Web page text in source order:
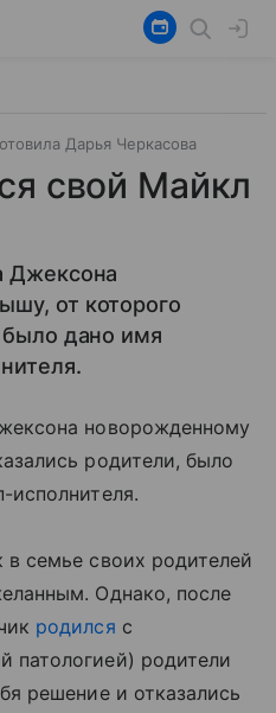
Дарья Черкасова
свой Майкл
Джексона
от которого
было дано имя
новорожденному
родители, было
исполнителя.
семье своих родителей
Однако, после
родился с
патологией) родители
решение и отказались